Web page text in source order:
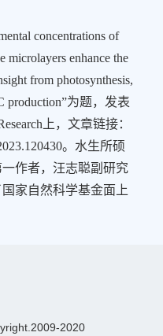
concentrations of
microlayers enhance the
from photosynthesis,
production”为题，发表
上，文章链接：
。水生所硕
作者，汪志聪副研究
家自然科学基金面上
2020